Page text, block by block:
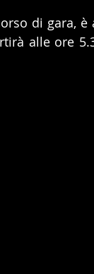
di gara, è
alle ore